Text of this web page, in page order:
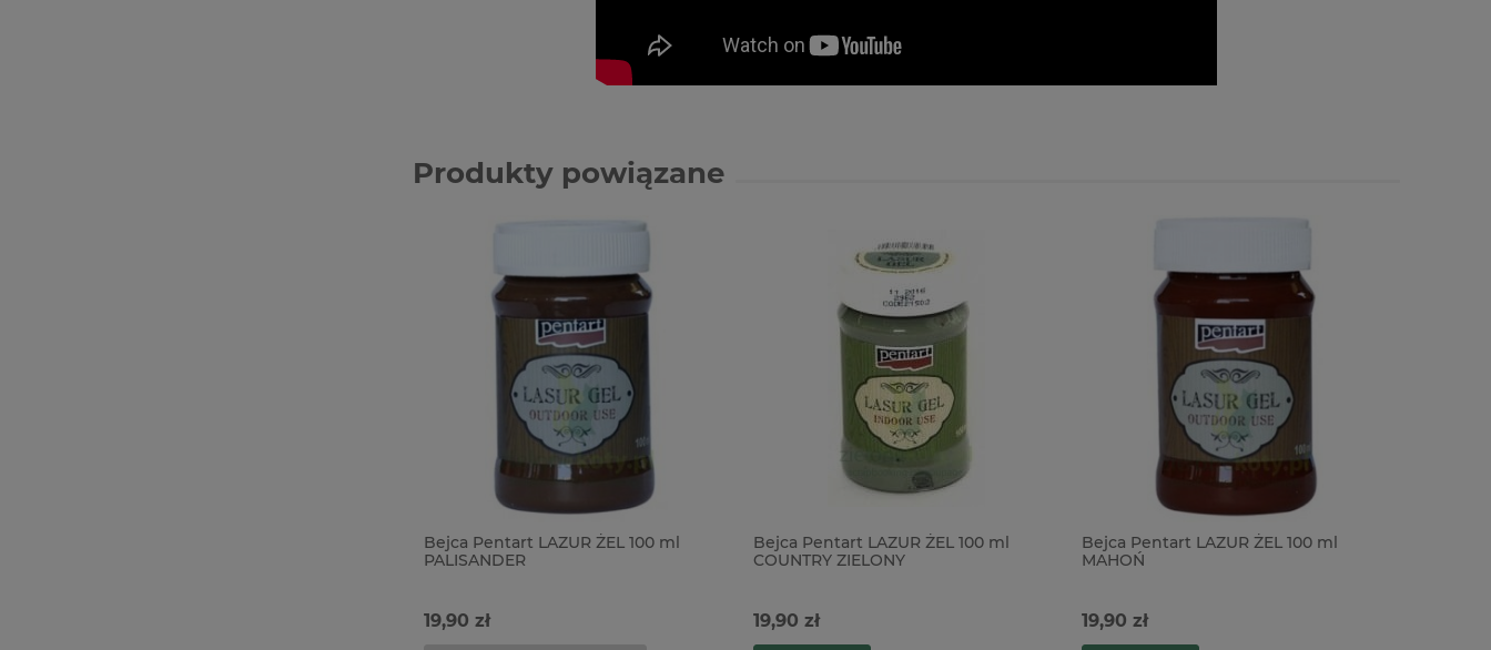
Produkty powiązane
Bejca Pentart LAZUR ŻEL 100 ml
PALISANDER
19,90 zł
Bejca Pentart LAZUR ŻEL 100 ml
COUNTRY ZIELONY
19,90 zł
Bejca Pentart LAZUR ŻEL 100 ml
MAHOŃ
19,90 zł